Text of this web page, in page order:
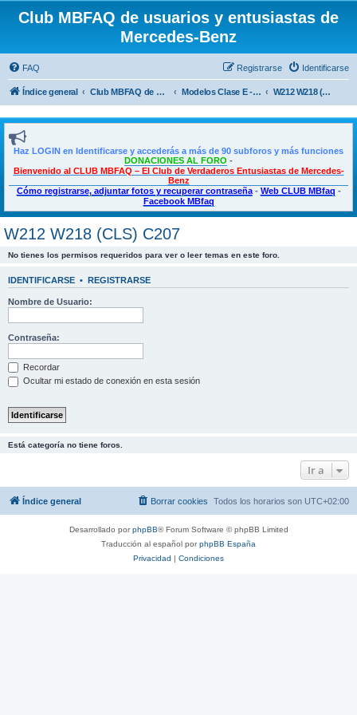
Club MBFAQ de usuarios y entusiastas de
Mercedes-Benz
FAQ Identificarse
Registrarse
Índice general Club MBFAQ de usuarios y entusiastas de Mercedes Benz Modelos Clase E - E Coupé - CLS W212 W218 (CLS) C207
Haz LOGIN en Identificarse y accederás a más de 90 subforos y más funciones
DONACIONES AL FORO -
Bienvenido al CLUB MBFAQ – El Club de Verdaderos Entusiastas de Mercedes-
Benz
Cómo registrarse, adjuntar fotos y recuperar contraseña- Web CLUB MBfaq -
Facebook MBfaq
W212 W218 (CLS) C207
No tienes los permisos requeridos para ver o leer temas en este foro.
IDENTIFICARSE • REGISTRARSE
Nombre de Usuario:
Contraseña:
Recordar
Ocultar mi estado de conexión en esta sesión
Está categoría no tiene foros.
Ir a
Índice general Todos los horarios son UTC+02:00
Borrar cookies
Desarrollado porphpBB® Forum Software © phpBB Limited
Traducción al español porphpBB España
Privacidad | Condiciones